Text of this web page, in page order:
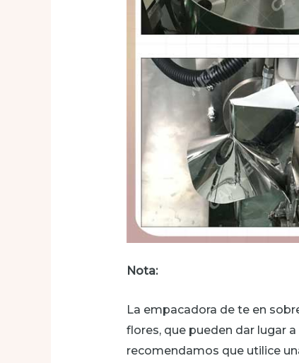
Nota:
La empacadora de te en
flores, que pueden dar lugar
recomendamos que utilice